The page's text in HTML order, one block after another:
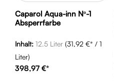
Caparol Aqua-inn Nº-1
Absperrfarbe
Inhalt: 12.5 Liter (31,92 €* / 1
Liter)
398,97 €*